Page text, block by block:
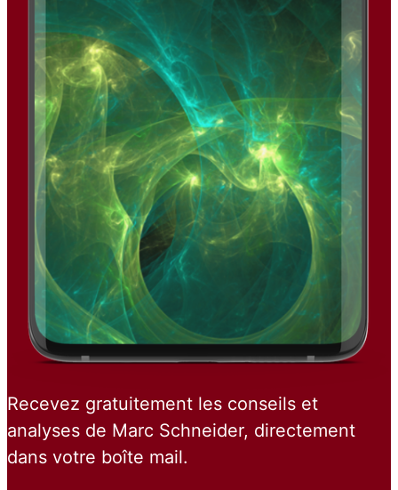
Recevez gratuitement les conseils et
analyses de Marc Schneider, directement
dans votre boîte mail.